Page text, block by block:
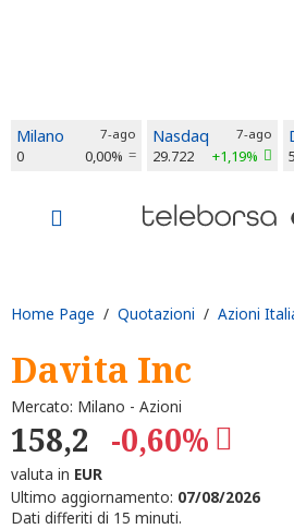
Milano 7-ago
0 0,00%
Nasdaq 7-ago
29.722 +1,19%
Home Page / Quotazioni / Azioni
Davita Inc
Mercato: Milano - Azioni
158,2 -0,60%
valuta in EUR
Ultimo aggiornamento: 07/08/2026
Dati differiti di 15 minuti.